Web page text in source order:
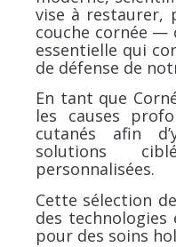
vise à restaurer,
couche cornée —
essentielle qui
de défense de
En tant que
les causes
cutanés afin
solutions
personnalisées.
Cette sélection
des
pour des soins